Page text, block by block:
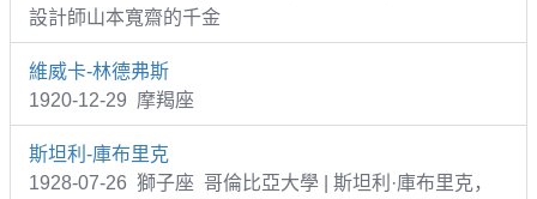
設計師山本寬齋的千金
維威卡-林德弗斯
1920-12-29 摩羯座
斯坦利-庫布里克
1928-07-26 獅子座 哥倫比亞大學 | 斯坦利·庫布里克，